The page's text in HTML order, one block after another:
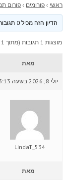
ראשי › פורומים › פורום
הדיון הזה מכיל 0 תגובות, ויש לו משתתף 1, והוא עודכן לאחרונה ע״י
מוצגות 1 תגובות (מתוך 1 סה״כ)
מאת
יולי 8, 2026 בשעה 3:13 am
LindaT_534
מאת